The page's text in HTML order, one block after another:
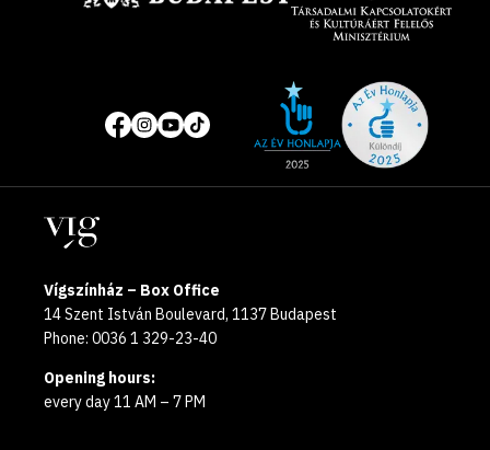
Social
media
pages
of
year
Locations
Vígszínház – Box Office
14 Szent István Boulevard, 1137 Budapest
Phone: 0036 1 329-23-40
Opening hours:
every day 11 AM – 7 PM